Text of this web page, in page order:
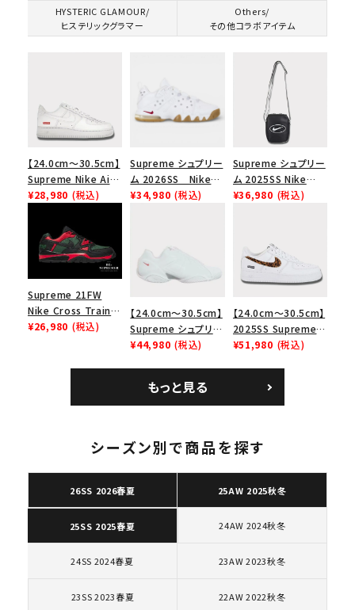
キーワードから探す
人気ワード 2026SS 2025AW 2025SS
Tシャツ・ロングスリーブ
キャップ・ハット
パーカー・クルーネック
ショルダー・ウエストバッグ
カテゴリーから探す
HYSTERIC GLAMOUR/
ヒステリックグラマー
Others/
その他コラボアイテム
【24.0cm～30.5cm】
Supreme Nike Air
Force 1 Low シュプ
ース１スニーカー シ
ューズ ホワイト
¥28,980 (税込)
Supreme シュプリー
ム 2026SS Nike
SB Air Max 2 CB 94
¥34,980 (税込)
Supreme シュプリー
ム 2025SS Nike
Leather Shoulder
¥36,980 (税込)
Supreme 21FW
Nike Cross Trainer
Low ナイキクロスト
¥26,980 (税込)
【24.0cm～30.5cm】
Supreme シュプリー
ム 2023AW Nike
カー ホワイト 白
¥44,980 (税込)
【24.0cm～30.5cm】
2025SS Supreme
GOODENOUGH
ムグッドイナフ ナイキ
エアフォース１スニー
ト
¥51,980 (税込)
もっと見る
シーズン別で商品を探す
26SS 2026春夏 25AW 2025秋冬
25SS 2025春夏 24AW 2024秋冬
24SS 2024春夏 23AW 2023秋冬
23SS 2023春夏 22AW 2022秋冬